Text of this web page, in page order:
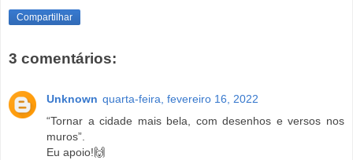
Compartilhar
3 comentários:
Unknown quarta-feira, fevereiro 16, 2022
“Tornar a cidade mais bela, com desenhos e versos nos
muros”.
Eu apoio!🙌